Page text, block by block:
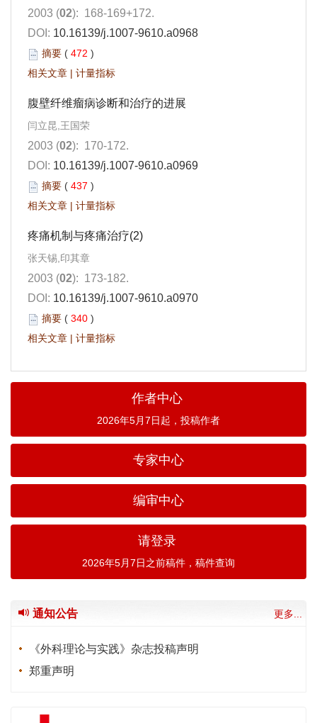
2003 (02): 168-169+172.
DOI: 10.16139/j.1007-9610.a0968
摘要 ( 472 )
相关文章 | 计量指标
腹壁纤维瘤病诊断和治疗的进展
闫立昆,王国荣
2003 (02): 170-172.
DOI: 10.16139/j.1007-9610.a0969
摘要 ( 437 )
相关文章 | 计量指标
疼痛机制与疼痛治疗(2)
张天锡,印其章
2003 (02): 173-182.
DOI: 10.16139/j.1007-9610.a0970
摘要 ( 340 )
相关文章 | 计量指标
作者中心
2026年5月7日起，投稿作者
专家中心
编审中心
请登录
2026年5月7日之前稿件，稿件查询
通知公告 更多...
《外科理论与实践》杂志投稿声明
郑重声明